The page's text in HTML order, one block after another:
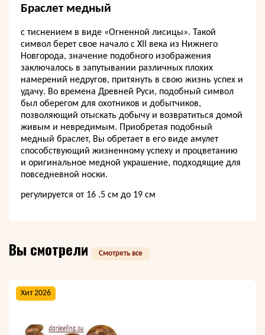
Браслет медный
с тиснением в виде «Огненной лисицы». Такой
символ берет свое начало с XII века из Нижнего
Новгорода, значение подобного изображения
заключалось в запутывании различных плохих
намерений недругов, притянуть в свою жизнь успех и
удачу. Во времена Древней Руси, подобный символ
был оберегом для охотников и добытчиков,
позволяющий отыскать добычу и возвратиться домой
живым и невредимым. Приобретая подобный
медный браслет, Вы обретает в его виде амулет
способствующий жизненному успеху и процветанию
и оригинальное медной украшение, подходящие для
повседневной носки.
регулируется от 16 .5 см до 19 см
Вы смотрели Смотреть все
Хит 2026